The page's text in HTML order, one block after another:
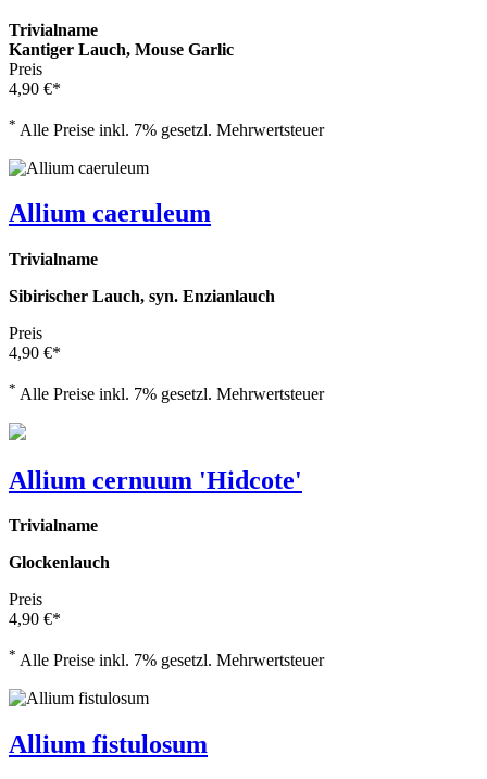
Trivialname
Kantiger Lauch, Mouse Garlic
Preis
4,90 €*
* Alle Preise inkl. 7% gesetzl. Mehrwertsteuer
Allium caeruleum
Trivialname
Sibirischer Lauch, syn. Enzianlauch
Preis
4,90 €*
* Alle Preise inkl. 7% gesetzl. Mehrwertsteuer
Allium cernuum 'Hidcote'
Trivialname
Glockenlauch
Preis
4,90 €*
* Alle Preise inkl. 7% gesetzl. Mehrwertsteuer
Allium fistulosum